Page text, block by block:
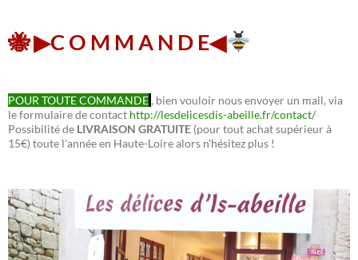
🐝 ▶︎C O M M A N D E◀︎
POUR TOUTE COMMANDE , bien vouloir nous envoyer un mail, via
le formulaire de contact http://lesdelicesdis-abeille.fr/contact/
Possibilité de LIVRAISON GRATUITE (pour tout achat supérieur à
15€) toute l'année en Haute-Loire alors n'hésitez plus !